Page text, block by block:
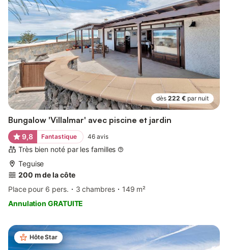
dès 222 € par nuit
Bungalow 'Villalmar' avec piscine et jardin
9,8 Fantastique 46 avis
Très bien noté par les familles
Teguise
200 m de la côte
Place pour 6 pers.
3 chambres
149 m²
Annulation GRATUITE
Hôte Star